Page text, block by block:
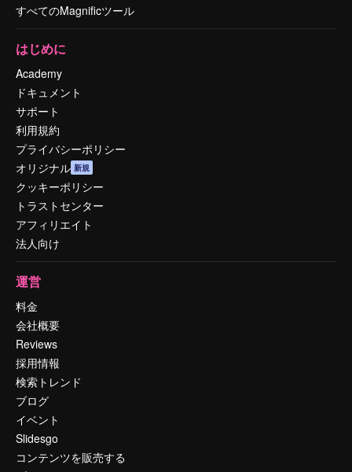
すべてのMagnificツール
はじめに
Academy
ドキュメント
サポート
利用規約
プライバシーポリシー
オリジナル 新規
クッキーポリシー
トラストセンター
アフィリエイト
法人向け
運営
料金
会社概要
Reviews
採用情報
検索トレンド
ブログ
イベント
Slidesgo
コンテンツを販売する